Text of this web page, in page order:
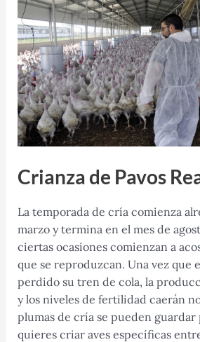
Crianza de Pavos
La temporada de cría comienza
marzo y termina en el mes de
ciertas ocasiones comienzan a
que se reproduzcan. Una vez que
perdido su tren de cola, la
y los niveles de fertilidad caerán
plumas de cría se pueden guardar
quieres criar aves específicas